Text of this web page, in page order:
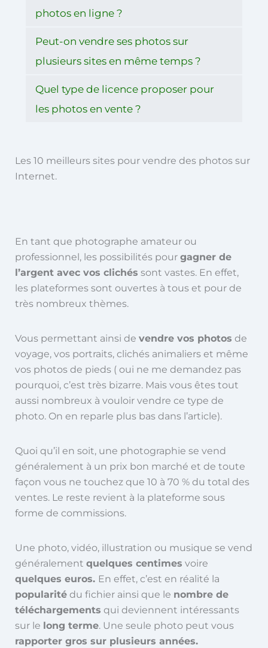
photos en ligne ?
Peut-on vendre ses photos sur
plusieurs sites en même temps ?
Quel type de licence proposer pour
les photos en vente ?
Les 10 meilleurs sites pour vendre des photos sur
Internet.
En tant que photographe amateur ou
professionnel, les possibilités pour gagner de
l’argent avec vos clichés sont vastes. En effet,
les plateformes sont ouvertes à tous et pour de
très nombreux thèmes.
Vous permettant ainsi de vendre vos photos de
voyage, vos portraits, clichés animaliers et même
vos photos de pieds ( oui ne me demandez pas
pourquoi, c’est très bizarre. Mais vous êtes tout
aussi nombreux à vouloir vendre ce type de
photo. On en reparle plus bas dans l’article).
Quoi qu’il en soit, une photographie se vend
généralement à un prix bon marché et de toute
façon vous ne touchez que 10 à 70 % du total des
ventes. Le reste revient à la plateforme sous
forme de commissions.
Une photo, vidéo, illustration ou musique se vend
généralement quelques centimes voire
quelques euros. En effet, c’est en réalité la
popularitédu fichier ainsi que le nombre de
téléchargements qui deviennent intéressants
sur le long terme. Une seule photo peut vous
rapporter gros sur plusieurs années.